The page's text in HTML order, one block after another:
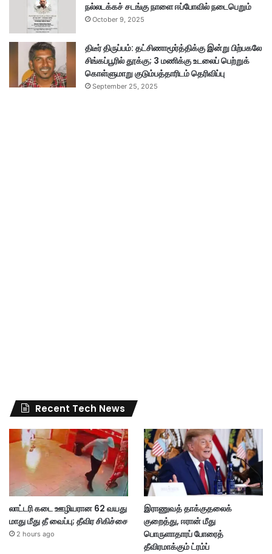
நல்லடக்கச் சடங்கு நாளை ஈப்போவில் நடைபெறும்
October 9, 2025
திடீர் திருப்பம்: தட்சிணாமூர்த்திக்கு இன்று பிற்பகலே
சிங்கப்பூரில் தூக்கு; 3 மணிக்கு உடலைப் பெற்றுக்
கொள்ளுமாறு குடும்பத்தாரிடம் தெரிவிப்பு
September 25, 2025
Recent Tech News
லாட்டரி கடை ஊழியரான 62 வயது
மாது மீது தீ வைப்பு; தீவிர சிகிச்சை
2 hours ago
இராணுவத் தாக்குதலைக்
குறைத்து, ஈரான் மீது
பொருளாதாரப் போரைத்
தீவிரமாக்கும் ட்ரம்ப்